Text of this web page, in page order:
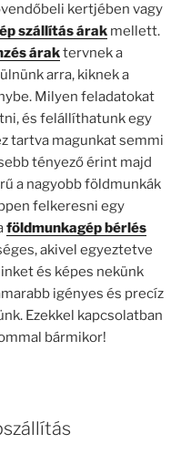
kertjében vagy
szállítás árakmellett.
áraktervnek a
arra, kiknek a
Milyen feladatokat
és felállíthatunk egy
tartva magunkat semmi
tényező érint majd
a nagyobb földmunkák
felkeresni egy
földmunkagép bérlés
akivel egyeztetve
és képes nekünk
igényes és precíz
Ezekkel kapcsolatban
bármikor!